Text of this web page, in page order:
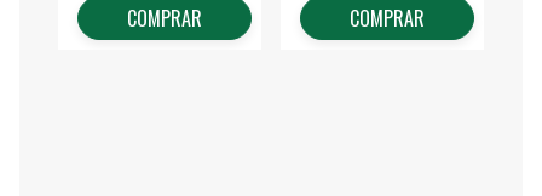
COMPRAR COMPRAR